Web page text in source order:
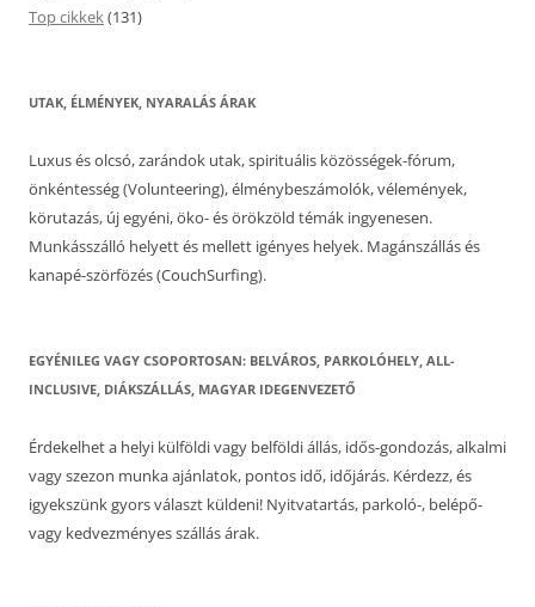
Top cikkek(131)
UTAK, ÉLMÉNYEK, NYARALÁS ÁRAK
Luxus és olcsó, zarándok utak, spirituális közösségek-fórum,
önkéntesség (Volunteering), élménybeszámolók, vélemények,
körutazás, új egyéni, öko- és örökzöld témák ingyenesen.
Munkásszálló helyett és mellett igényes helyek. Magánszállás és
kanapé-szörfözés (CouchSurfing).
EGYÉNILEG VAGY CSOPORTOSAN: BELVÁROS, PARKOLÓHELY, ALL-
INCLUSIVE, DIÁKSZÁLLÁS, MAGYAR IDEGENVEZETŐ
Érdekelhet a helyi külföldi vagy belföldi állás, idős-gondozás, alkalmi
vagy szezon munka ajánlatok, pontos idő, időjárás. Kérdezz, és
igyekszünk gyors választ küldeni! Nyitvatartás, parkoló-, belépő-
vagy kedvezményes szállás árak.